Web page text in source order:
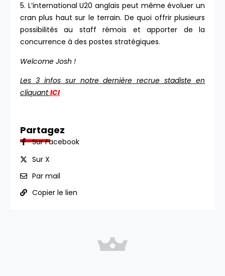
5. L’international U20 anglais peut même évoluer un
cran plus haut sur le terrain. De quoi offrir plusieurs
possibilités au staff rémois et apporter de la
concurrence à des postes stratégiques.
Welcome Josh !
Les 3 infos sur notre dernière recrue stadiste en
cliquantICI
Partagez
Sur Facebook
Sur X
Par mail
Copier le lien